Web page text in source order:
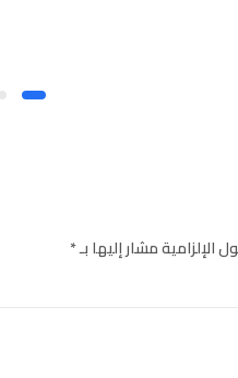
الإلزامية مشار إليها بـ*